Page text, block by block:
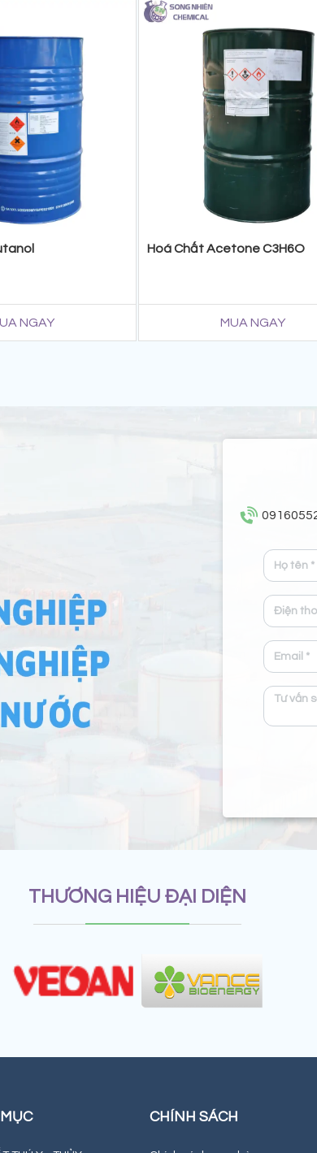
NGAY
Hoá Chất Acetone C3H6O
MUA NGAY
THƯƠNG HIỆU ĐẠI DIỆN
CHÍNH SÁCH